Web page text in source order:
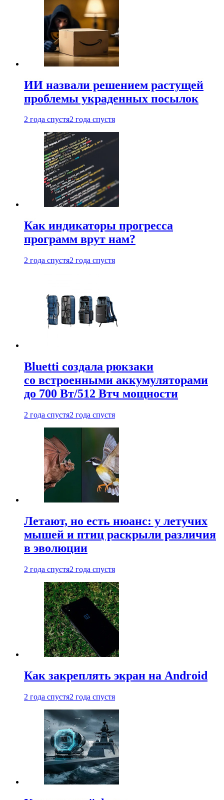
ИИ назвали решением растущей
проблемы украденных посылок
2 года спустя2 года спустя
Как индикаторы прогресса
программ врут нам?
2 года спустя2 года спустя
Bluetti создала рюкзаки
со встроенными аккумуляторами
до 700 Вт/512 Втч мощности
2 года спустя2 года спустя
Летают, но есть нюанс: у летучих
мышей и птиц раскрыли различия
в эволюции
2 года спустя2 года спустя
Как закреплять экран на Android
2 года спустя2 года спустя